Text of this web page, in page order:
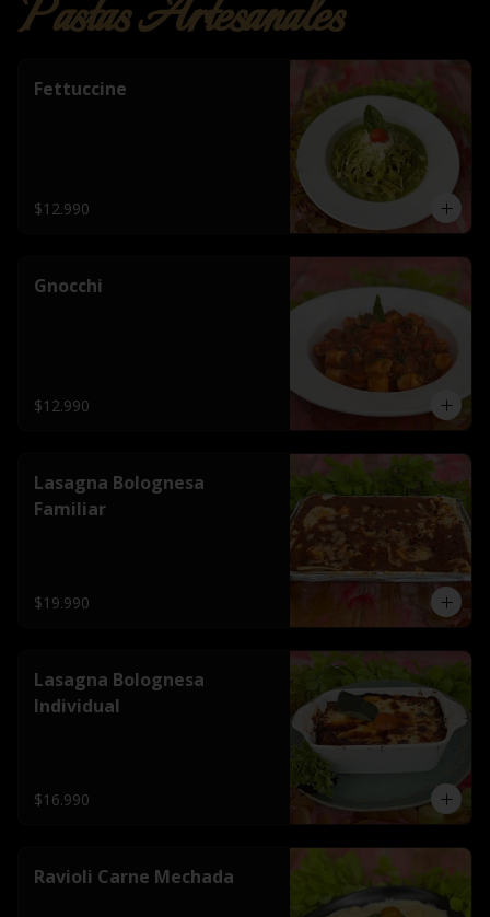
Pastas Artesanales
Fettuccine
$12.990
Gnocchi
$12.990
Lasagna Bolognesa
Familiar
$19.990
Lasagna Bolognesa
Individual
$16.990
Ravioli Carne Mechada